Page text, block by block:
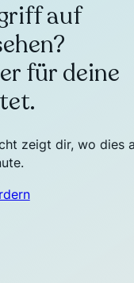
auf
für deine
zeigt dir, wo dies